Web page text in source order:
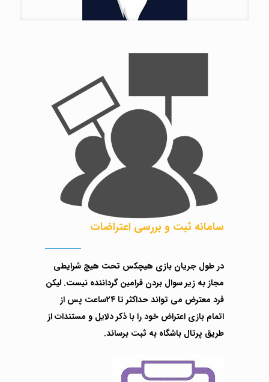
سامانه ثبت و بررسی اعتراضات
در طول جریان بازی هیچکس تحت هیچ شرایطی
مجاز به زیر سوال بردن فرامین گرداننده نیست. لیکن
فرد معترض می تواند حداکثر تا ۲۴ساعت پس از
اتمام بازی اعتراض خود را با ذکر دلایل و‌ مستندات از
طریق پرتال باشگاه به ثبت برساند.